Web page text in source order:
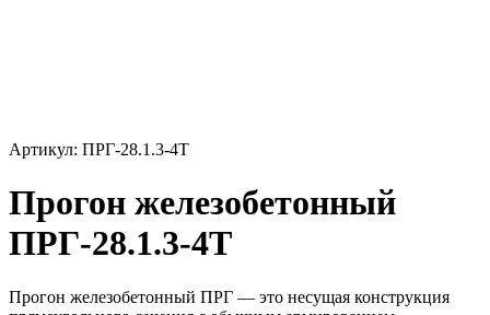
Артикул: ПРГ-28.1.3-4Т
Прогон железобетонный
ПРГ-28.1.3-4Т
Прогон железобетонный ПРГ — это несущая конструкция